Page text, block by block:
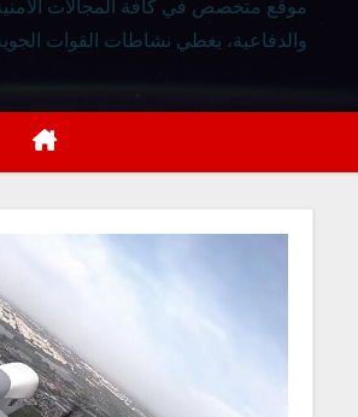
موقع متخصص في كافة المجالات
والدفاعية، يغطي نشاطات القوات الجوية